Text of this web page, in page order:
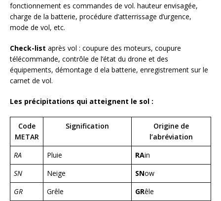
fonctionnement es commandes de vol. hauteur envisagée,
charge de la batterie, procédure d’atterrissage d’urgence,
mode de vol, etc.
Check-list après vol : coupure des moteurs, coupure
télécommande, contrôle de l’état du drone et des
équipements, démontage d ela batterie, enregistrement sur le
carnet de vol.
Les précipitations qui atteignent le sol :
Code
METAR
Signification
Origine de
l’abréviation
RA
Pluie RAin
SN
Neige SNow
GR
Grêle GRêle